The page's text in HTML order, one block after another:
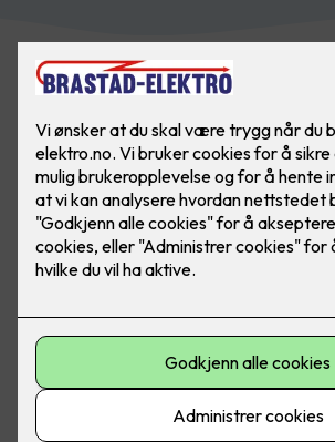
Sandvika Bibliotek er et
bygg der mange behov